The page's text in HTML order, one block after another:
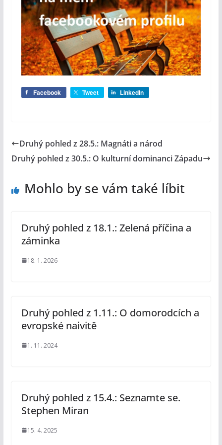
Facebook Tweet LinkedIn
Druhý pohled z 28.5.: Magnáti a národ
Druhý pohled z 30.5.: O kulturní dominanci Západu
Mohlo by se vám také líbit
Druhý pohled z 18.1.: Zelená příčina a
záminka
18. 1. 2026
Druhý pohled z 1.11.: O domorodcích a
evropské naivitě
1. 11. 2024
Druhý pohled z 15.4.: Seznamte se.
Stephen Miran
15. 4. 2025